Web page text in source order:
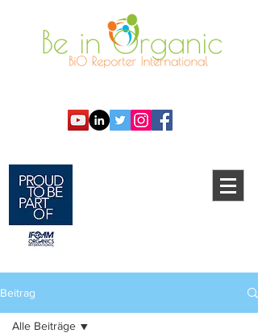
Beitrag
Alle Beiträge